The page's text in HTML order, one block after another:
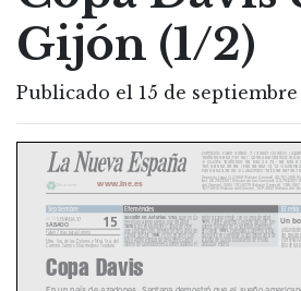
Gijón (1/2)
Publicado el 15 de septiembre
Domicil io: Calvo Sotelo, 7 / 33007 OVIEDO /
Teléfono 98 527 97 00 / Correo electrónico:
!
GIJÓN: Teléfonos: 98 534 24 73 - 98 535
Telf. 98 552 06 88. / Fax 98 552 13 12 !
Fax 98 545 26 09 ! LANGREO: Telfs.98 56736
Depósito Legal O-2-1958 (Edición General), AS-751-2001
lés), AS-753-2001 (Edición de las Cuencas), AS-754-2001
del Oriente), ISSN 1131-8279 (Edición General), 1136-
1577-4910 (Edición del Oriente), 1577-4902 (Edición del
www.lne.es
Septiembre
SEMANA 37
SÁBADO
Faltan 7 días para el otoño
Ntra. Sra. de los Dolores y Ntra. Sra. del
Camino. Santos: Nicomedes y Teodoro.
15
El
Un bando
dos págalos
y
libra de sus
Un
Efemérides
Sucedió en Asturias. 1784. Nace en Lla-
nes el juez Alonso Mestas Díaz del Abod.
1878. Nace en Margolles (Cangas de Onís)
José González Soto, benefactor de la zona de
Cangas de Onís. 1888.
En el Certamen Con-
curso Artístico-Industrial del Ateneo-Casino
Obrero de Gijón obtiene su primer diploma el
pintor Nicanor Piñole, con 10 años de edad.
1911.
Fallece Anselmo González del Valle, pre-
sidente fundador de la Sociedad Filarmónica
de Oviedo.
1951. El geólogo Guillermo Schulz
hace aviso en Oviedo de la alta importancia de
la bahía de Luanco para puerto de refugio,
arribada y espera.
Copa Davis
En un país de azadones, Santana demostró que el sueño